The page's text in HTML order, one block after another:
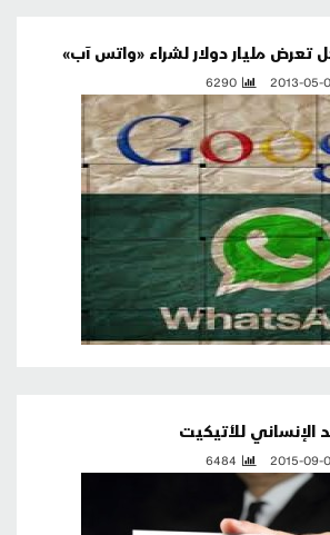
تعرض مليار دولار لشراء «واتس آب»
2013-05-
6290
الإنساني للأتيكيت
2015-09-
6484